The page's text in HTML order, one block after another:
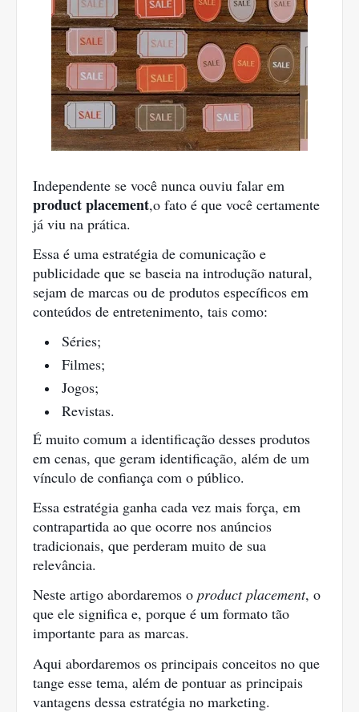
product placement,o fato é que você certamente
já viu na prática.
Essa é uma estratégia de comunicação e
publicidade que se baseia na introdução natural,
sejam de marcas ou de produtos específicos em
conteúdos de entretenimento, tais como:
Séries;
Filmes;
Jogos;
Revistas.
É muito comum a identificação desses produtos
em cenas, que geram identificação, além de um
vínculo de confiança com o público.
Essa estratégia ganha cada vez mais força, em
contrapartida ao que ocorre nos anúncios
tradicionais, que perderam muito de sua
relevância.
Neste artigo abordaremos o product placement, o
que ele significa e, porque é um formato tão
importante para as marcas.
Aqui abordaremos os principais conceitos no que
tange esse tema, além de pontuar as principais
vantagens dessa estratégia no marketing.